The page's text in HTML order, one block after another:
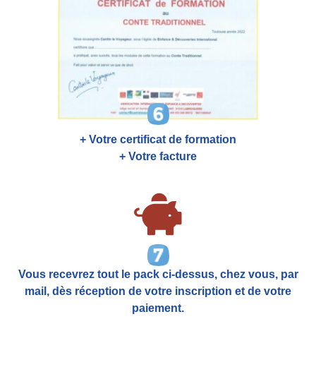
+ Votre certificat de formation
+ Votre facture
Vous recevrez tout le pack ci-dessus, chez vous, par
mail, dès réception de votre inscription et de votre
paiement.